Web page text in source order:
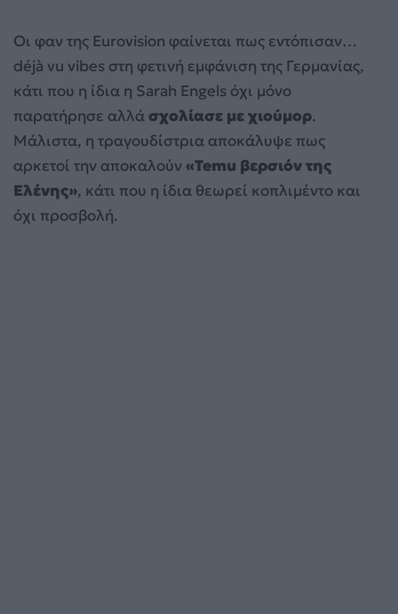
Οι φαν της Eurovision φαίνεται πως εντόπισαν…
déjà vu vibes στη φετινή εμφάνιση της Γερμανίας,
κάτι που η ίδια η Sarah Engels όχι μόνο
παρατήρησε αλλάσχολίασε με χιούμορ.
Μάλιστα, η τραγουδίστρια αποκάλυψε πως
αρκετοί την αποκαλούν«Temu βερσιόν της
Ελένης», κάτι που η ίδια θεωρεί κοπλιμέντο και
όχι προσβολή.